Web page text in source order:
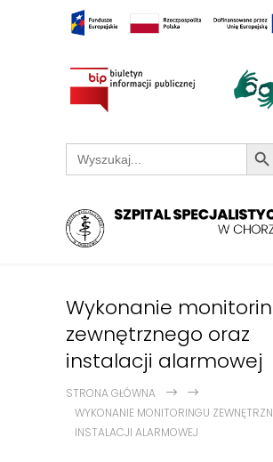
Search
for:
Search
Wykonanie
zewnętrznego oraz
instalacji alarmowej
STRONA GŁÓWNA
WYKONANIE MONITORINGU
INSTALACJI ALARMOWEJ